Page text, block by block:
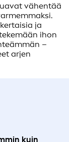
vähentää
ja
ihon
–
arjen
kuin